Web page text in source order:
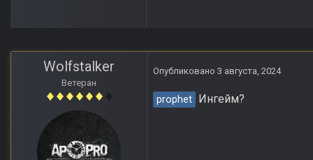
Wolfstalker
Ветеран
Опубликовано 3 августа, 2024
prophet Ингейм?